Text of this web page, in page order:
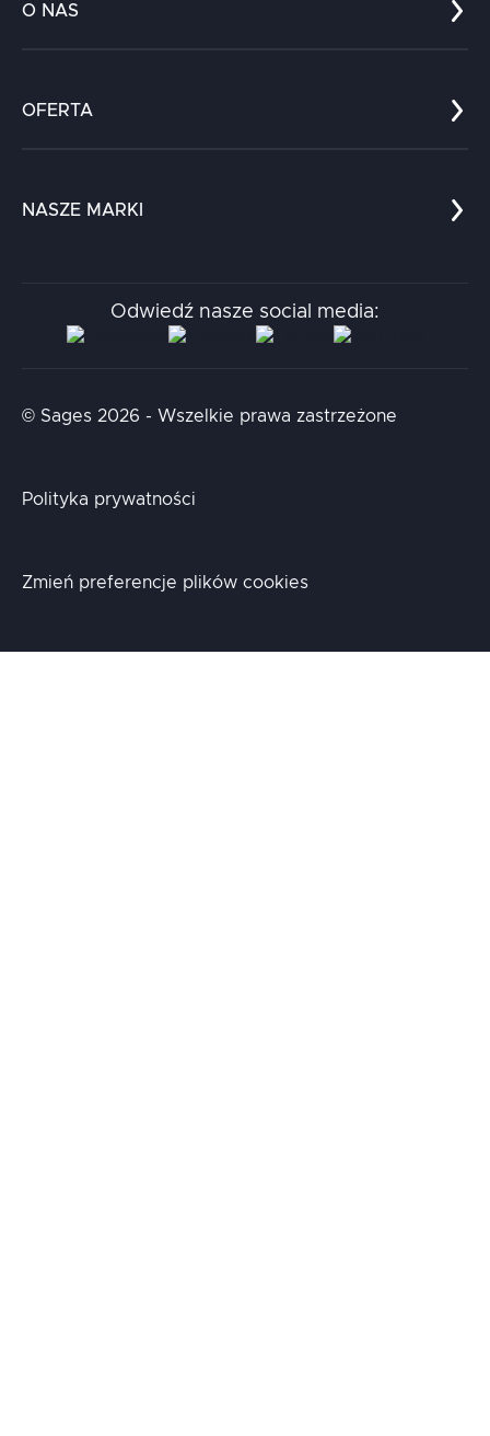
O NAS
Kariera
Kontakt
OFERTA
Chatboty
NASZE MARKI
Aidapta
AI & NLP Day
Odwiedź nasze social media:
© Sages 2026 - Wszelkie prawa zastrzeżone
Polityka prywatności
Zmień preferencje plików cookies